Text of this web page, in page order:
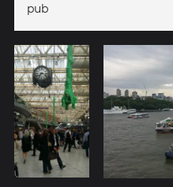
pub